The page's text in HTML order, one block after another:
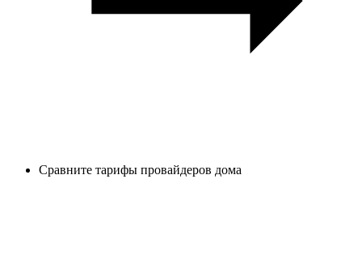
Сравните тарифы провайдеров дома